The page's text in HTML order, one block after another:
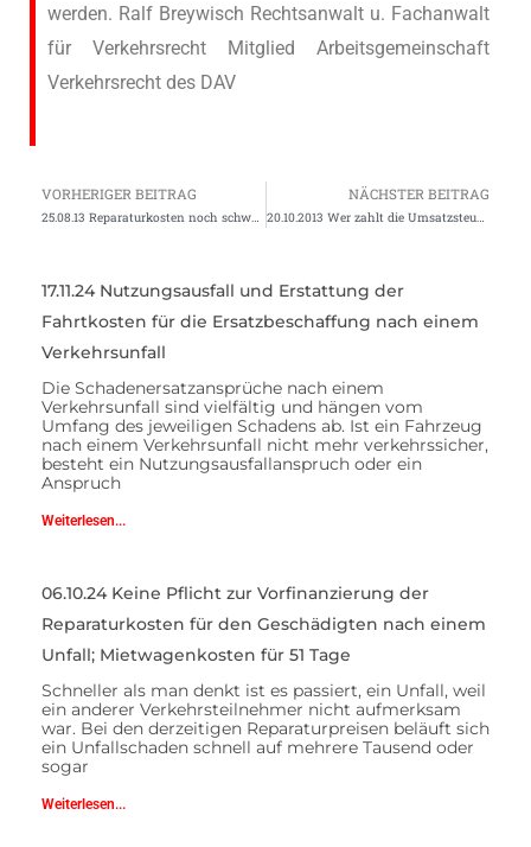
werden. Ralf Breywisch Rechtsanwalt u. Fachanwalt
für Verkehrsrecht Mitglied Arbeitsgemeinschaft
Verkehrsrecht des DAV
VORHERIGER BEITRAG NÄCHSTER BEITRAG
20.10.2013 Wer zahlt die Umsatzsteuer nach dem Unfall?
17.11.24 Nutzungsausfall und Erstattung der
Fahrtkosten für die Ersatzbeschaffung nach einem
Verkehrsunfall
Die Schadenersatzansprüche nach einem
Verkehrsunfall sind vielfältig und hängen vom
Umfang des jeweiligen Schadens ab. Ist ein Fahrzeug
nach einem Verkehrsunfall nicht mehr verkehrssicher,
besteht ein Nutzungsausfallanspruch oder ein
Anspruch
Weiterlesen...
06.10.24 Keine Pflicht zur Vorfinanzierung der
Reparaturkosten für den Geschädigten nach einem
Unfall; Mietwagenkosten für 51 Tage
Schneller als man denkt ist es passiert, ein Unfall, weil
ein anderer Verkehrsteilnehmer nicht aufmerksam
war. Bei den derzeitigen Reparaturpreisen beläuft sich
ein Unfallschaden schnell auf mehrere Tausend oder
sogar
Weiterlesen...